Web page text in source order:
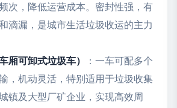
次，降低运营成本。密封性强，有
滴漏，是城市生活垃圾收运的主力
厢可卸式垃圾车）
：一车可配多个
，机动灵活，特别适用于垃圾收集
镇及大型厂矿企业，实现高效周